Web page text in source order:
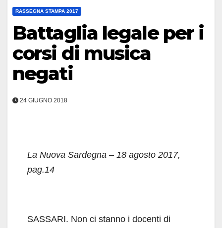
RASSEGNA STAMPA 2017
Battaglia legale per i
corsi di musica
negati
24 GIUGNO 2018
La Nuova Sardegna – 18 agosto 2017,
pag.14
SASSARI. Non ci stanno i docenti di